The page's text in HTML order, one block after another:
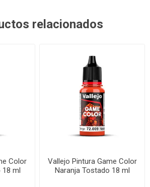
relacionados
Color
18 ml
Vallejo Pintura Game Color
Naranja Tostado 18 ml